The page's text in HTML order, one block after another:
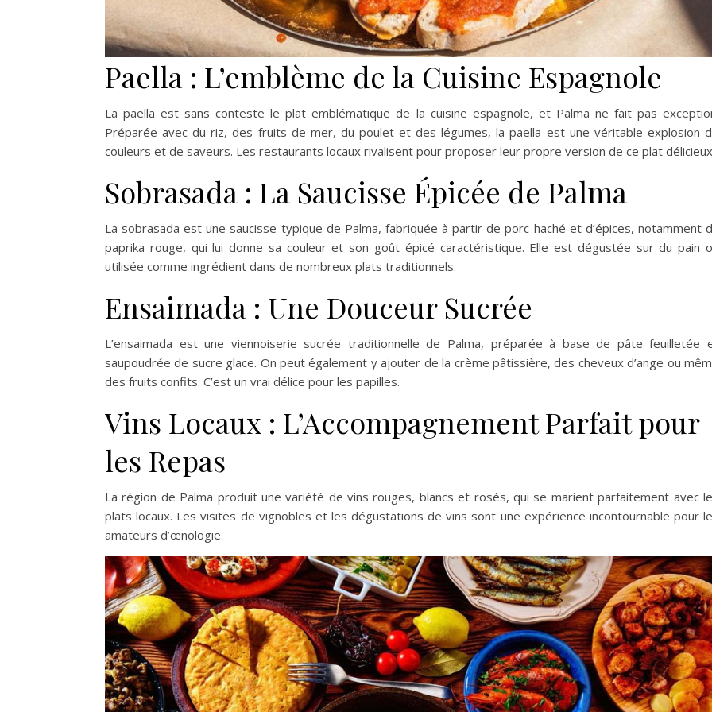
Paella : L’emblème de la Cuisine Espagnole
La paella est sans conteste le plat emblématique de la cuisine espagnole, et Palma ne fait pas
Préparée avec du riz, des fruits de mer, du poulet et des légumes, la paella est une véritable explosion
couleurs et de saveurs. Les restaurants locaux rivalisent pour proposer leur propre version de ce plat
Sobrasada : La Saucisse Épicée de Palma
La sobrasada est une saucisse typique de Palma, fabriquée à partir de porc haché et d’épices, notamment
paprika rouge, qui lui donne sa couleur et son goût épicé caractéristique. Elle est dégustée sur du pain
utilisée comme ingrédient dans de nombreux plats traditionnels.
Ensaimada : Une Douceur Sucrée
L’ensaimada est une viennoiserie sucrée traditionnelle de Palma, préparée à base de pâte feuilletée
saupoudrée de sucre glace. On peut également y ajouter de la crème pâtissière, des cheveux d’ange ou
des fruits confits. C’est un vrai délice pour les papilles.
Vins Locaux : L’Accompagnement Parfait pour
les Repas
La région de Palma produit une variété de vins rouges, blancs et rosés, qui se marient parfaitement avec
plats locaux. Les visites de vignobles et les dégustations de vins sont une expérience incontournable pour
amateurs d’œnologie.